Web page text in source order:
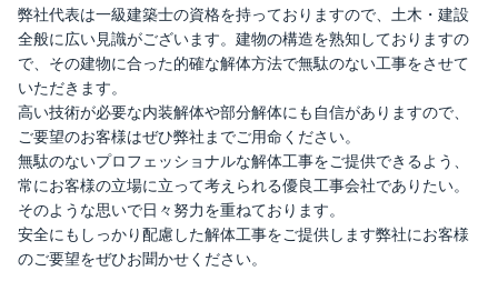
弊社代表は一級建築士の資格を持っておりますので、土木・建設
全般に広い見識がございます。建物の構造を熟知しておりますの
で、その建物に合った的確な解体方法で無駄のない工事をさせて
いただきます。
高い技術が必要な内装解体や部分解体にも自信がありますので、
ご要望のお客様はぜひ弊社までご用命ください。
無駄のないプロフェッショナルな解体工事をご提供できるよう、
常にお客様の立場に立って考えられる優良工事会社でありたい。
そのような思いで日々努力を重ねております。
安全にもしっかり配慮した解体工事をご提供します弊社にお客様
のご要望をぜひお聞かせください。